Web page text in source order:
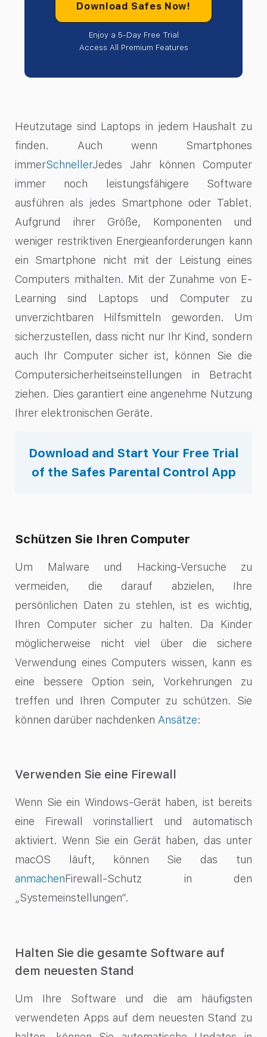
Download Safes Now!
Enjoy a 5-Day Free Trial
Access All Premium Features
Heutzutage sind Laptops in jedem Haushalt zu
finden. Auch wenn Smartphones
immerSchnellerJedes Jahr können Computer
immer noch leistungsfähigere Software
ausführen als jedes Smartphone oder Tablet.
Aufgrund ihrer Größe, Komponenten und
weniger restriktiven Energieanforderungen kann
ein Smartphone nicht mit der Leistung eines
Computers mithalten. Mit der Zunahme von E-
Learning sind Laptops und Computer zu
unverzichtbaren Hilfsmitteln geworden. Um
sicherzustellen, dass nicht nur Ihr Kind, sondern
auch Ihr Computer sicher ist, können Sie die
Computersicherheitseinstellungen in Betracht
ziehen. Dies garantiert eine angenehme Nutzung
Ihrer elektronischen Geräte.
Download and Start Your Free Trial
of the Safes Parental Control App
Schützen Sie Ihren Computer
Um Malware und Hacking-Versuche zu
vermeiden, die darauf abzielen, Ihre
persönlichen Daten zu stehlen, ist es wichtig,
Ihren Computer sicher zu halten. Da Kinder
möglicherweise nicht viel über die sichere
Verwendung eines Computers wissen, kann es
eine bessere Option sein, Vorkehrungen zu
treffen und Ihren Computer zu schützen. Sie
können darüber nachdenken Ansätze:
Verwenden Sie eine Firewall
Wenn Sie ein Windows-Gerät haben, ist bereits
eine Firewall vorinstalliert und automatisch
aktiviert. Wenn Sie ein Gerät haben, das unter
macOS läuft, können Sie das tun
anmachenFirewall-Schutz in den
„Systemeinstellungen“.
Halten Sie die gesamte Software auf
dem neuesten Stand
Um Ihre Software und die am häufigsten
verwendeten Apps auf dem neuesten Stand zu